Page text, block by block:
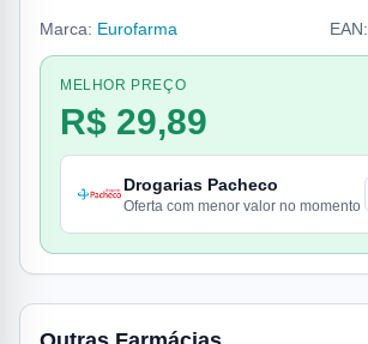
Marca: Eurofarma EAN:
MELHOR PREÇO
R$ 29,89
Drogarias Pacheco
Oferta com menor valor no momento